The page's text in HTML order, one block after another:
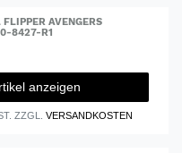
AVENGERS
8427-R1
anzeigen
ZZGL.VERSANDKOSTEN